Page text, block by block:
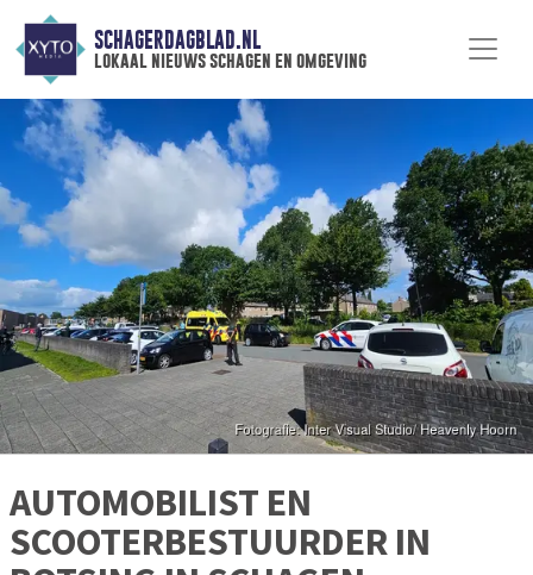
SCHAGERDAGBLAD.NL
lokaal nieuws schagen en omgeving
AUTOMOBILIST EN
SCOOTERBESTUURDER IN